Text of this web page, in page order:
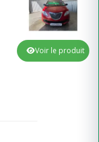
Voir le produit